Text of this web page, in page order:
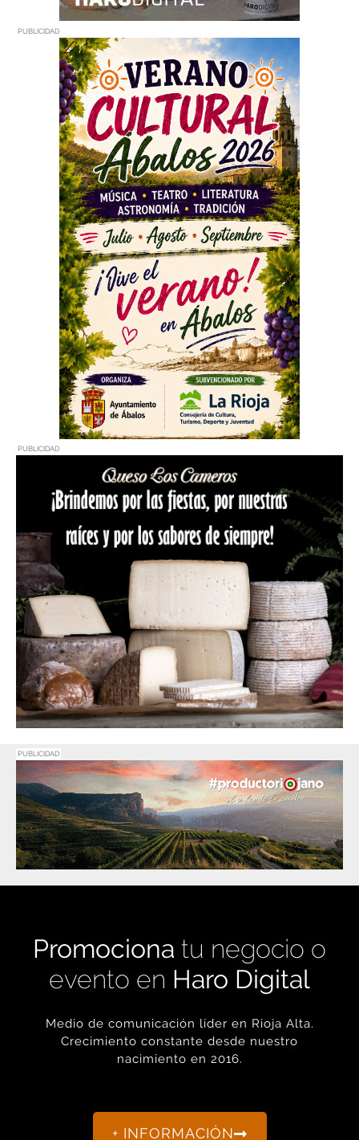
PUBLICIDAD
evento enHaro Digital
Medio de comunicación líder en Rioja Alta.
Crecimiento constante desde nuestro
nacimiento en 2016.